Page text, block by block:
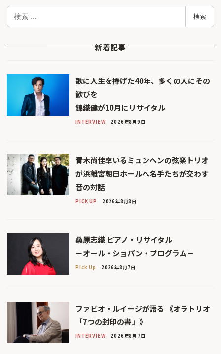
検
検索
新着記事
歌に人生を捧げた40年、多くの人にその
歓びを
錦織健が10月にリサイタル
INTERVIEW 2026年8月9日
青木尚佳率いるミュンヘンの弦楽トリオ
が浜離宮朝日ホールへ――名手たちが交わす
音の対話
PICK UP 2026年8月8日
桑原志織 ピアノ・リサイタル
－オール・ショパン・プログラム－
Pick Up 2026年8月7日
ファビオ・ルイージが語る 《オラトリオ
「7つの封印の書」》
INTERVIEW 2026年8月7日